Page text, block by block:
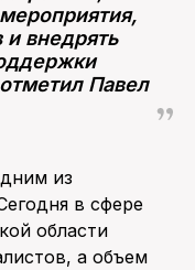
и внедрять
Павел
из
в сфере
области
а объем